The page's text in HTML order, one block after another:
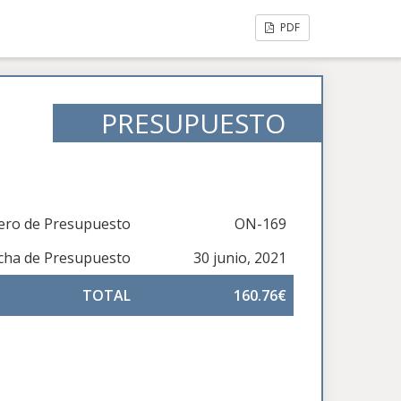
PDF
PRESUPUESTO
de Presupuesto
ON-169
de Presupuesto
30 junio, 2021
TOTAL
160.76€